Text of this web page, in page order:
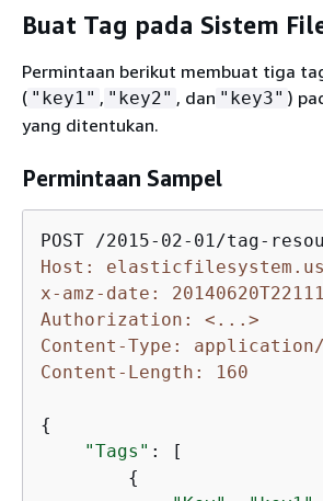
Buat Tag pada Sistem
Permintaan berikut membuat tiga
( "key1" , "key2" , dan "key3" )
yang ditentukan.
Permintaan Sampel
Host: elasticfilesystem.us-
x-amz-date:
Authorization: <...>
Content-Type:
Content-Length: 160
{
"Tags" : [
{